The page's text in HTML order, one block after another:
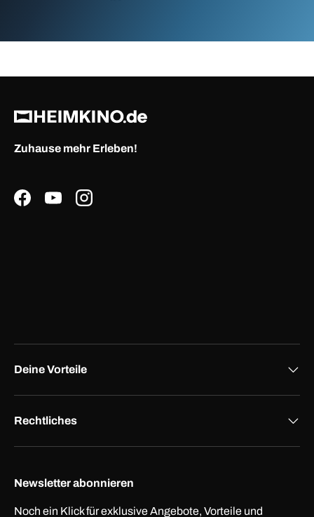
Zuhause mehr Erleben!
FacebookYouTubeInstagram
Deine Vorteile
Rechtliches
Newsletter abonnieren
Noch ein Klick für exklusive Angebote, Vorteile und